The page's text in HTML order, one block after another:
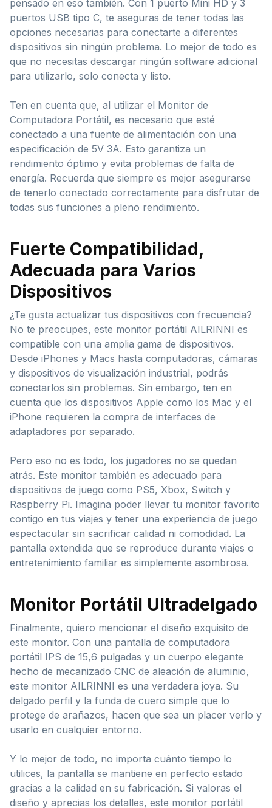
pensado en eso también. Con 1 puerto Mini HD y 3
puertos USB tipo C, te aseguras de tener todas las
opciones necesarias para conectarte a diferentes
dispositivos sin ningún problema. Lo mejor de todo es
que no necesitas descargar ningún software adicional
para utilizarlo, solo conecta y listo.
Ten en cuenta que, al utilizar el Monitor de
Computadora Portátil, es necesario que esté
conectado a una fuente de alimentación con una
especificación de 5V 3A. Esto garantiza un
rendimiento óptimo y evita problemas de falta de
energía. Recuerda que siempre es mejor asegurarse
de tenerlo conectado correctamente para disfrutar de
todas sus funciones a pleno rendimiento.
Fuerte Compatibilidad,
Adecuada para Varios
Dispositivos
¿Te gusta actualizar tus dispositivos con frecuencia?
No te preocupes, este monitor portátil AILRINNI es
compatible con una amplia gama de dispositivos.
Desde iPhones y Macs hasta computadoras, cámaras
y dispositivos de visualización industrial, podrás
conectarlos sin problemas. Sin embargo, ten en
cuenta que los dispositivos Apple como los Mac y el
iPhone requieren la compra de interfaces de
adaptadores por separado.
Pero eso no es todo, los jugadores no se quedan
atrás. Este monitor también es adecuado para
dispositivos de juego como PS5, Xbox, Switch y
Raspberry Pi. Imagina poder llevar tu monitor favorito
contigo en tus viajes y tener una experiencia de juego
espectacular sin sacrificar calidad ni comodidad. La
pantalla extendida que se reproduce durante viajes o
entretenimiento familiar es simplemente asombrosa.
Monitor Portátil Ultradelgado
Finalmente, quiero mencionar el diseño exquisito de
este monitor. Con una pantalla de computadora
portátil IPS de 15,6 pulgadas y un cuerpo elegante
hecho de mecanizado CNC de aleación de aluminio,
este monitor AILRINNI es una verdadera joya. Su
delgado perfil y la funda de cuero simple que lo
protege de arañazos, hacen que sea un placer verlo y
usarlo en cualquier entorno.
Y lo mejor de todo, no importa cuánto tiempo lo
utilices, la pantalla se mantiene en perfecto estado
gracias a la calidad en su fabricación. Si valoras el
diseño y aprecias los detalles, este monitor portátil